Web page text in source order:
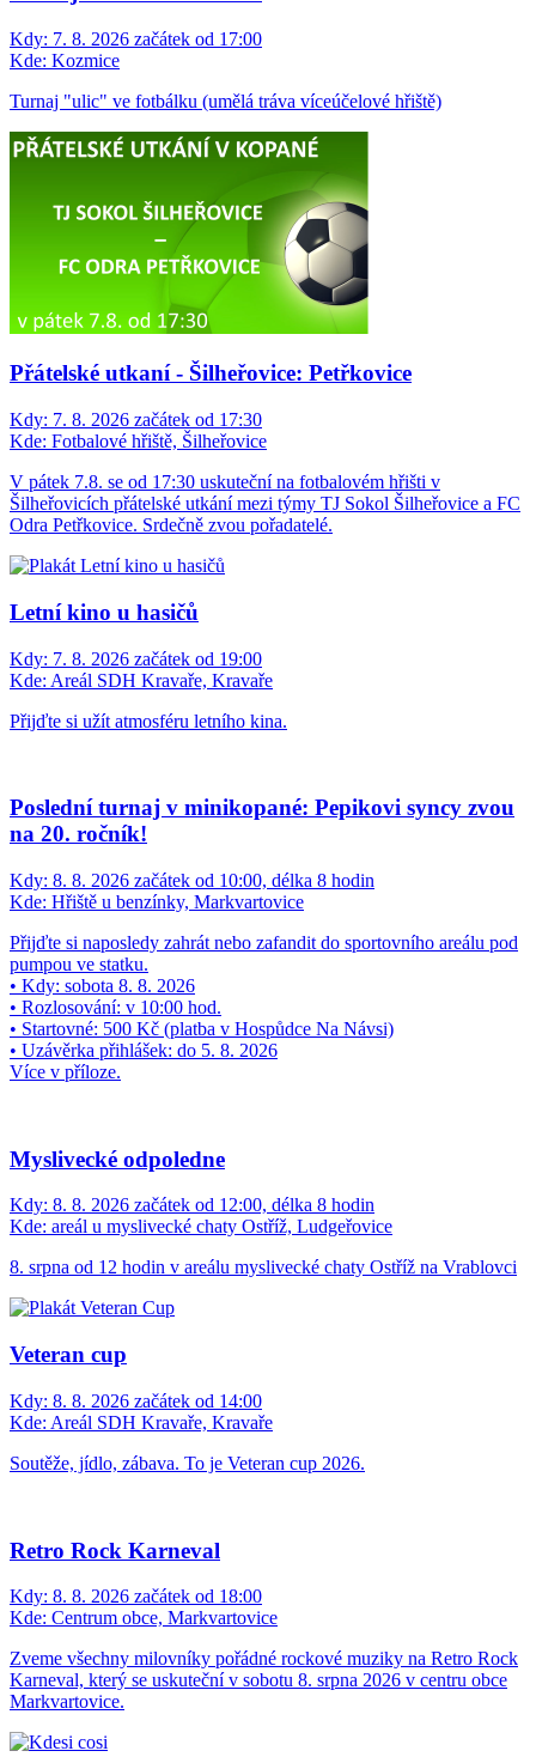
Turnaj "ulic" ve fotbálku
Kdy:7. 8. 2026 začátek od 17:00
Kde:
Kdy:7. 8. 2026 začátek od 17:30
Kde:Fotbalové hřiště, Šilheřovice
V pátek 7.8. se od 17:30 uskuteční na fotbalovém hřišti v
Šilheřovicích přátelské utkání mezi týmy TJ Sokol Šilheřovice a FC
Odra Petřkovice. Srdečně zvou pořadatelé.
Kdy:
7. 8. 2026 začátek od 19:00
Kde:Areál SDH Kravaře, Kravaře
Přijďte si užít atmosféru letního kina.
Poslední turnaj v minikopané: Pepikovi syncy zvou
8. 8. 2026 začátek od 10:00, délka 8 hodin
Kde: Hřiště u benzínky, Markvartovice
Přijďte si naposledy zahrát nebo zafandit do sportovního areálu pod
pumpou ve statku.
• Kdy: sobota 8. 8. 2026
• Uzávěrka přihlášek: do 5. 8. 2026
Více v příloze.
Myslivecké odpoledne
Kdy:8. 8. 2026 začátek od 12:00, délka 8 hodin